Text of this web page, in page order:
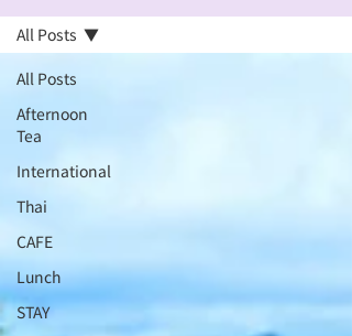
All Posts
Afternoon
Tea
International
Thai
CAFE
Lunch
STAY
All Posts